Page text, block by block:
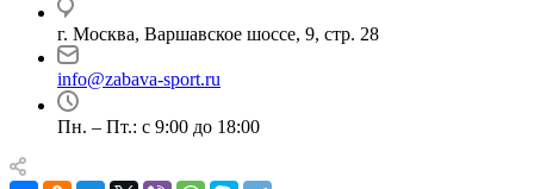
г. Москва, Варшавское шоссе, 9, стр. 28
info@zabava-sport.ru
Пн. – Пт.: с 9:00 до 18:00